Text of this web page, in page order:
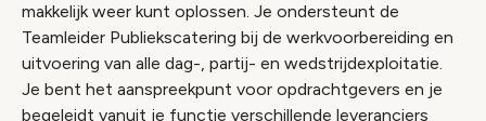
makkelijk weer kunt oplossen. Je ondersteunt de
Teamleider Publiekscatering bij de werkvoorbereiding en
uitvoering van alle dag-, partij- en wedstrijdexploitatie.
Je bent het aanspreekpunt voor opdrachtgevers en je
begeleidt vanuit je functie verschillende leveranciers